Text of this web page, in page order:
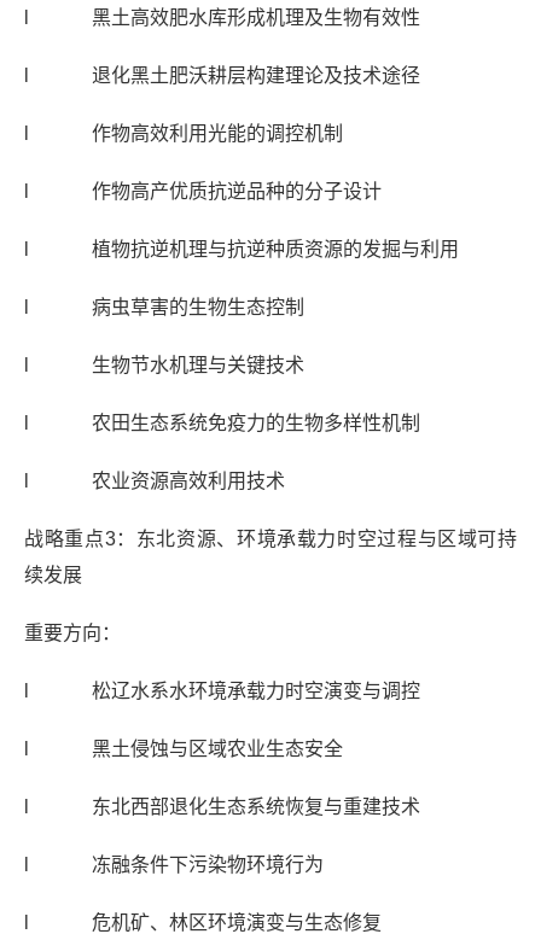
l 黑土高效肥水库形成机理及生物有效性
l 退化黑土肥沃耕层构建理论及技术途径
l 作物高效利用光能的调控机制
l 作物高产优质抗逆品种的分子设计
l 植物抗逆机理与抗逆种质资源的发掘与利用
l 病虫草害的生物生态控制
l 生物节水机理与关键技术
l 农田生态系统免疫力的生物多样性机制
l 农业资源高效利用技术
战略重点3：东北资源、环境承载力时空过程与区域可持
续发展
重要方向：
l 松辽水系水环境承载力时空演变与调控
l 黑土侵蚀与区域农业生态安全
l 东北西部退化生态系统恢复与重建技术
l 冻融条件下污染物环境行为
l 危机矿、林区环境演变与生态修复